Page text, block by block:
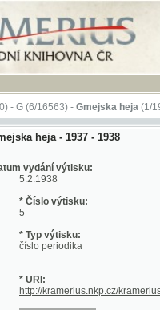
(6/16563) -Gmejska heja(1/197)
heja - 1937 - 1938
vydání výtisku:
5.2.1938
* Číslo výtisku:
* Typ výtisku: